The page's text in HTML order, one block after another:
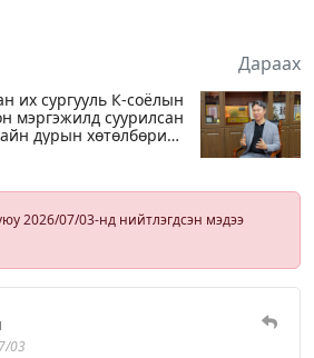
Дараах
их сургууль К-соёлын
мэргэжилд суурилсан
дурын хөтөлбөрийг
2026/07/03-нд нийтлэгдсэн мэдээ
03